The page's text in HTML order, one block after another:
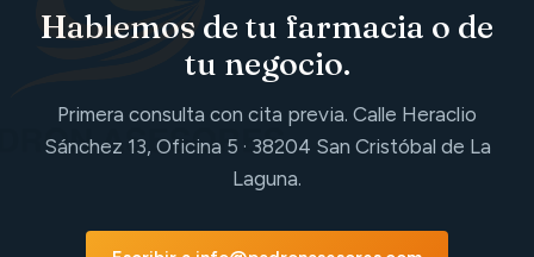
Hablemos de tu farmacia o de
tu negocio.
Primera consulta con cita previa. Calle Heraclio
Sánchez 13, Oficina 5 · 38204 San Cristóbal de La
Laguna.